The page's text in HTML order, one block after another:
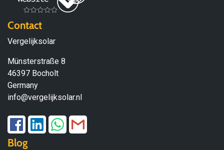
Contact
Vergelijksolar
Münsterstraße 8
46397 Bocholt
Germany
info@vergelijksolar.nl
Blog